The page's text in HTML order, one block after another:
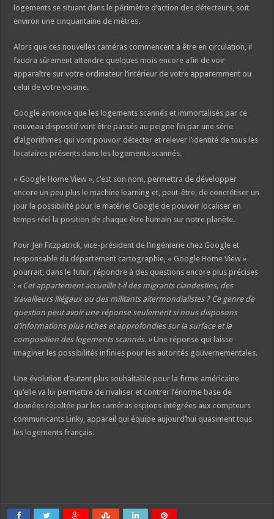
logements se situant dans le périmètre d’action des détecteurs, soit
environ une cinquantaine de mètres.
Alors que ces nouvelles caméras commencent à être en circulation, il
faudra sûrement attendre quelques mois encore afin de voir
apparaître sur votre ordinateur l’intérieur de votre apparemment ou
celui de votre voisine.
Google annonce que les logements scannés et immortalisés par ce
nouveau dispositif vont être passés au peigne fin par une série
d’algorithmes qui vont pouvoir détecter et relever l’identité de tous les
locataires présents dans les logements scannés.
« Google Home View », c’est son nom, permettra de développer
encore un peu plus le machine learning et, peut-être, de concrétiser un
jour la possibilité pour le matériel Google de pouvoir localiser en
temps réel la position de chaque être humain sur notre planète.
Pour Jen Fitzpatrick, vice-président de l’ingénierie chez Google et
responsable du département cartographie, « Google Home View »
pourrait, dans le futur, répondre à des questions encore plus précises
: « Cet appartement accueille t-il des migrants clandestins, des
travailleurs illégaux ou des militants altermondialistes ? Ce genre de
question peut avoir une réponse seulement si nous disposons
d’informations plus riches et approfondies sur la surface et la
composition des logements scannés. »Une réponse qui laisse
imaginer les possibilités infinies pour les autorités gouvernementales.
Une évolution d’autant plus souhaitable pour la firme américaine
qu’elle va lui permettre de rivaliser et contrer l’énorme base de
données récoltée par les caméras espions intégrées aux compteurs
communicants Linky, appareil qui équipe aujourd’hui quasiment tous
les logements français.